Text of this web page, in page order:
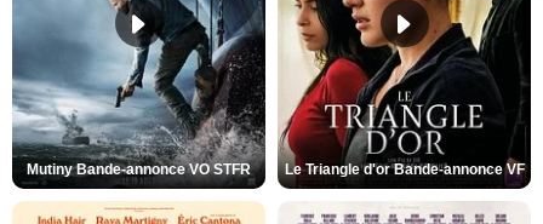
Mutiny Bande-annonce VO STFR Le Triangle d'or Bande-annonce VF